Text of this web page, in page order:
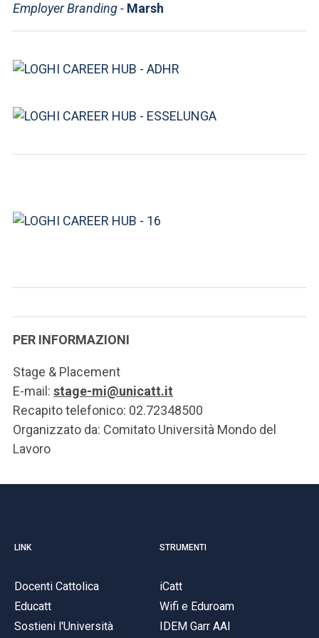
Employer Branding - Marsh
PER INFORMAZIONI
Stage & Placement
E-mail: stage-mi@unicatt.it
Recapito telefonico: 02.72348500
Organizzato da: Comitato Università Mondo del
Lavoro
LINK
Docenti Cattolica
Educatt
Sostieni l'Università
STRUMENTI
iCatt
Wifi e Eduroam
IDEM Garr AAI